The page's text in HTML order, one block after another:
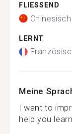
FLIESSEND
LERNT
Meine
I want to
help you